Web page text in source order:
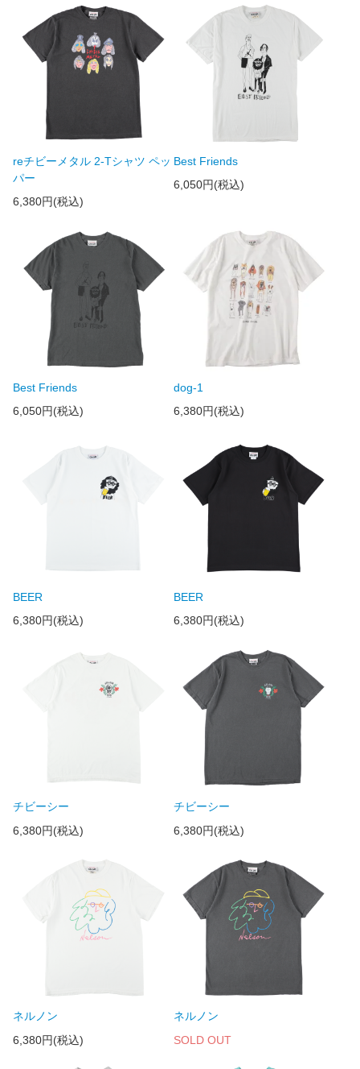
reチビーメタル 2-Tシャツ ペッ
パー
6,380円(税込)
Best Friends
6,050円(税込)
Best Friends
6,050円(税込)
dog-1
6,380円(税込)
BEER
6,380円(税込)
BEER
6,380円(税込)
チビーシー
6,380円(税込)
チビーシー
6,380円(税込)
ネルノン
6,380円(税込)
ネルノン
SOLD OUT